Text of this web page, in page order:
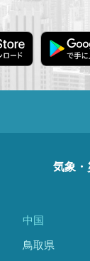
気象・
中国
鳥取県